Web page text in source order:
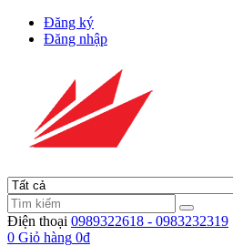
Đăng ký
Đăng nhập
Điện thoại 0989322618 - 0983232319
0 Giỏ hàng 0đ